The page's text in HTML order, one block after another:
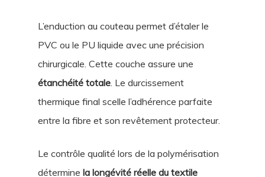
L’enduction au couteau permet d’étaler le
PVC ou le PU liquide avec une précision
chirurgicale. Cette couche assure une
étanchéité totale. Le durcissement
thermique final scelle l’adhérence parfaite
entre la fibre et son revêtement protecteur.
Le contrôle qualité lors de la polymérisation
détermine la longévité réelle du textile